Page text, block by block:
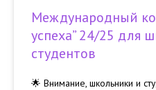
Международный
успеха” 24/25 для
студентов
🌟 Внимание, школьники и